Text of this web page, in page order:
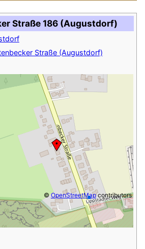
Straße 186 (Augustdorf)
Straße (Augustdorf)
©OpenStreetMapcontributors